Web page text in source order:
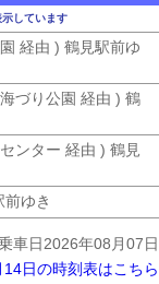
しています
経由 ) 鶴見駅前ゆ
海づり公園 経由 ) 鶴
ンター 経由 ) 鶴見
前ゆき
乗車日2026年08月07日
日の時刻表はこちら